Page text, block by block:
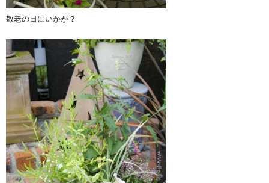
敬老の日にいかが？